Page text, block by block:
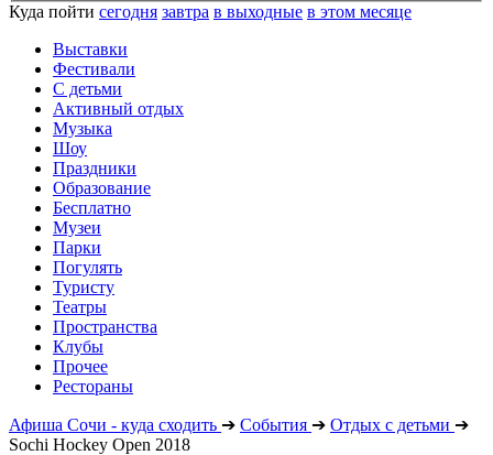
Куда пойти сегодня завтра в выходные в этом месяце
Выставки
Фестивали
С детьми
Активный отдых
Музыка
Шоу
Праздники
Образование
Бесплатно
Музеи
Парки
Погулять
Туристу
Театры
Пространства
Клубы
Прочее
Рестораны
Афиша Сочи - куда сходить ➔ События ➔ Отдых с детьми ➔
Sochi Hockey Open 2018